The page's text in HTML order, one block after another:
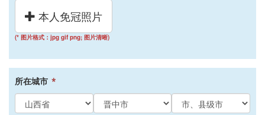
本人免冠照片
(* 图片格式：jpg gif png; 图片清晰)
所在城市 *